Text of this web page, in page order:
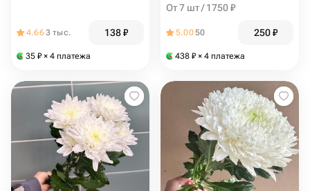
4.663 тыс. 138₽
35 ₽ × 4 платежа
От 7 шт / 1750 ₽
5.0050 250₽
438 ₽ × 4 платежа